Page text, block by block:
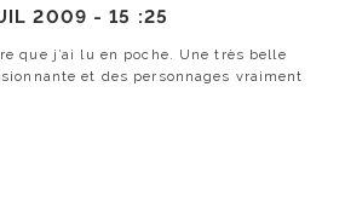
2009 -15 :25
que j’ai lu en poche. Une très belle
et des personnages vraiment